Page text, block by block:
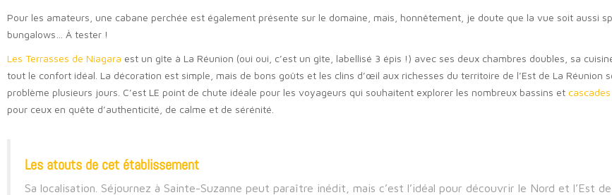
Pour les amateurs, une cabane perchée est également présente sur le domaine, mais, honnêtement, je doute que la vue soit aussi
bungalows… À tester !
Les Terrasses de Niagara est un gîte à La Réunion (oui oui, c’est un gîte, labellisé 3 épis !) avec ses deux chambres doubles, sa
tout le confort idéal. La décoration est simple, mais de bons goûts et les clins d’œil aux richesses du territoire de l’Est de La Réunion
problème plusieurs jours. C’est LE point de chute idéale pour les voyageurs qui souhaitent explorer les nombreux bassins et
pour ceux en quête d’authenticité, de calme et de sérénité.
Les atouts de cet établissement
Sa localisation. Séjournez à Sainte-Suzanne peut paraître inédit, mais c’est l’idéal pour découvrir le Nord et l’Est